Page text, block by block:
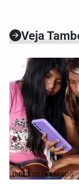
Veja
DIREITOS HUMANOS